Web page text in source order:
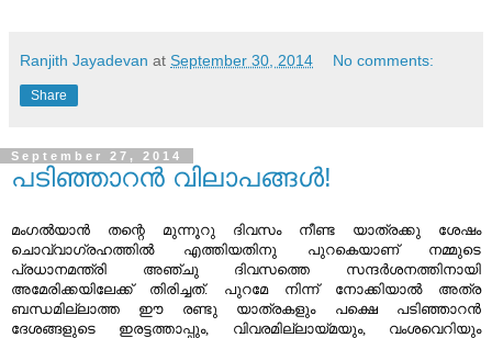
Ranjith Jayadevan at September 30, 2014 No comments:
Share
September 27, 2014
പടിഞ്ഞാറന്‍ വിലാപങ്ങള്‍!
മംഗല്‍യാന്‍ തന്റെ മുന്നൂറു ദിവസം നീണ്ട യാത്രക്കു ശേഷം
ചൊവ്വാഗ്രഹത്തില്‍ എത്തിയതിനു പുറകെയാണ് നമ്മുടെ
പ്രധാനമന്ത്രി അഞ്ചു ദിവസത്തെ സന്ദര്‍ശനത്തിനായി
അമേരിക്കയിലേക്ക് തിരിച്ചത്. പുറമേ നിന്ന് നോക്കിയാല്‍ അത്ര
ബന്ധമില്ലാത്ത ഈ രണ്ടു യാത്രകളും പക്ഷെ പടിഞ്ഞാറന്‍
ദേശങ്ങളുടെ ഇരട്ടത്താപ്പും, വിവരമില്ലായ്മയും, വംശവെറിയും